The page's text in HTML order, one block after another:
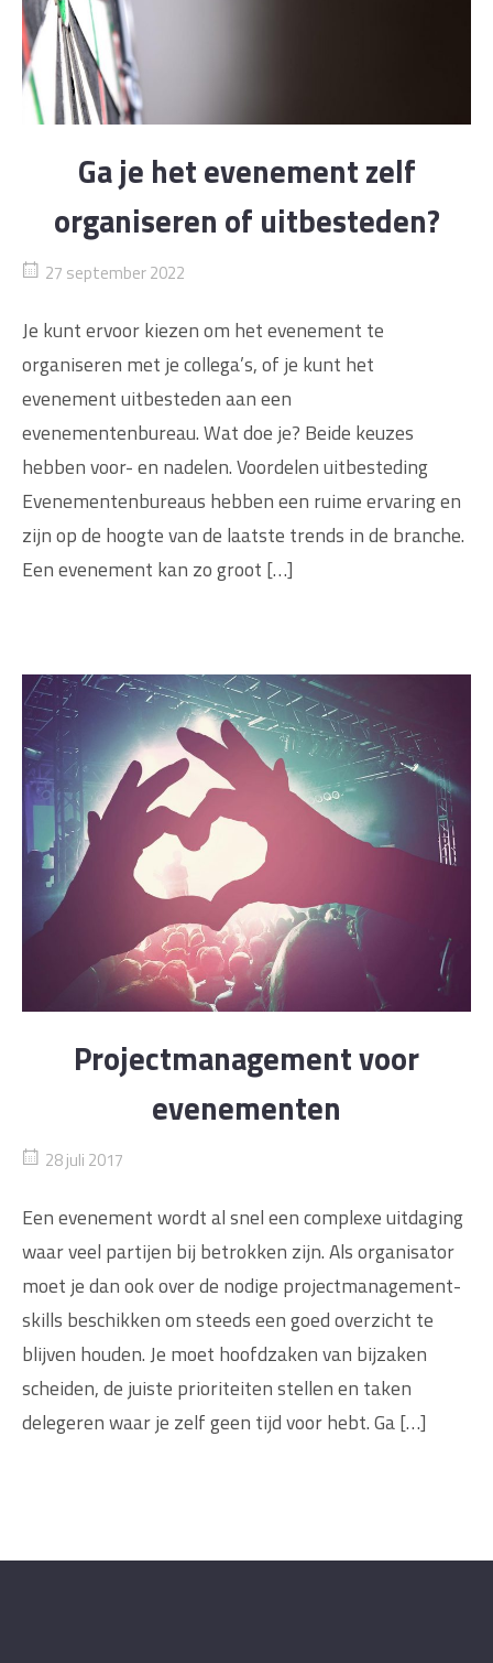
Ga je het evenement zelf
organiseren of uitbesteden?
27 september 2022
Je kunt ervoor kiezen om het evenement te
organiseren met je collega’s, of je kunt het
evenement uitbesteden aan een
evenementenbureau. Wat doe je? Beide keuzes
hebben voor- en nadelen. Voordelen uitbesteding
Evenementenbureaus hebben een ruime ervaring en
zijn op de hoogte van de laatste trends in de branche.
Een evenement kan zo groot […]
Projectmanagement voor
evenementen
28 juli 2017
Een evenement wordt al snel een complexe uitdaging
waar veel partijen bij betrokken zijn. Als organisator
moet je dan ook over de nodige projectmanagement-
skills beschikken om steeds een goed overzicht te
blijven houden. Je moet hoofdzaken van bijzaken
scheiden, de juiste prioriteiten stellen en taken
delegeren waar je zelf geen tijd voor hebt. Ga […]